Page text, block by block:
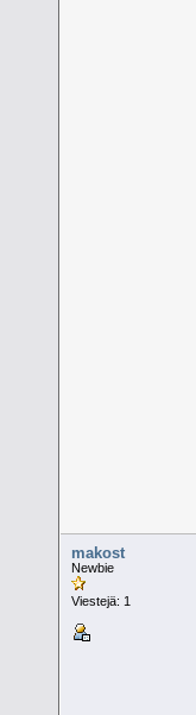
makost
Newbie
Viestejä: 1